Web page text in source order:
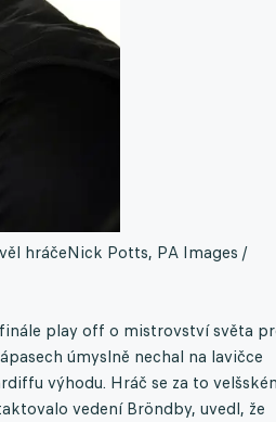
hráčeNick Potts, PA Images /
play off o mistrovství světa
úmyslně nechal na lavičce
výhodu. Hráč se za to
vedení Bröndby, uvedl, že